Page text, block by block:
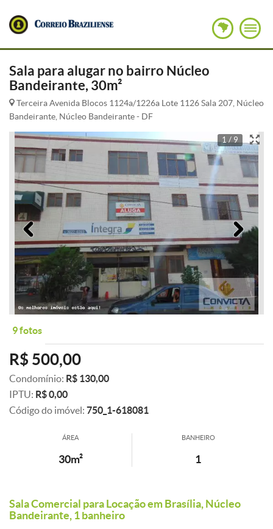
Sala para alugar no bairro Núcleo
Bandeirante, 30m²
Terceira Avenida Blocos 1124a/1226a Lote 1126 Sala 207, Núcleo
Bandeirante, Núcleo Bandeirante - DF
1 / 9
Anterior
9 fotos
R$ 500,00
Condomínio: R$ 130,00
IPTU: R$ 0,00
Código do imóvel: 750_1-618081
ÁREA
30m²
BANHEIRO
1
Sala Comercial para Locação em Brasília, Núcleo
Bandeirante, 1 banheiro